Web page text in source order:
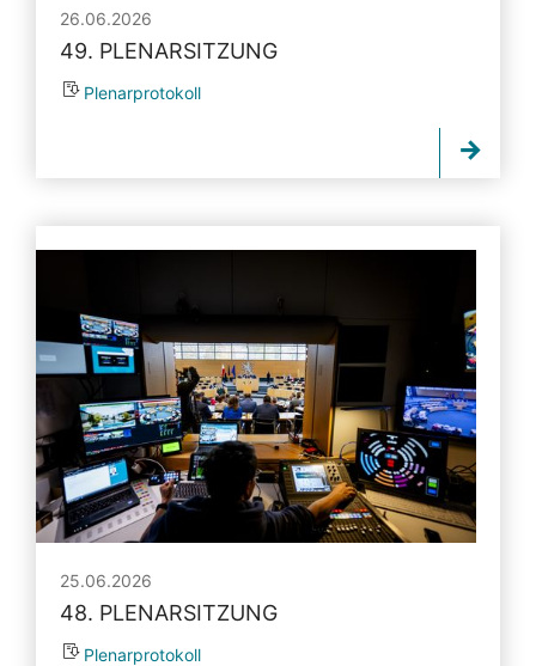
26.06.2026
49. PLENARSITZUNG
Plenarprotokoll
25.06.2026
48. PLENARSITZUNG
Plenarprotokoll